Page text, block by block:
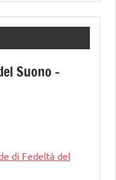
Suono –
di Fedeltà del